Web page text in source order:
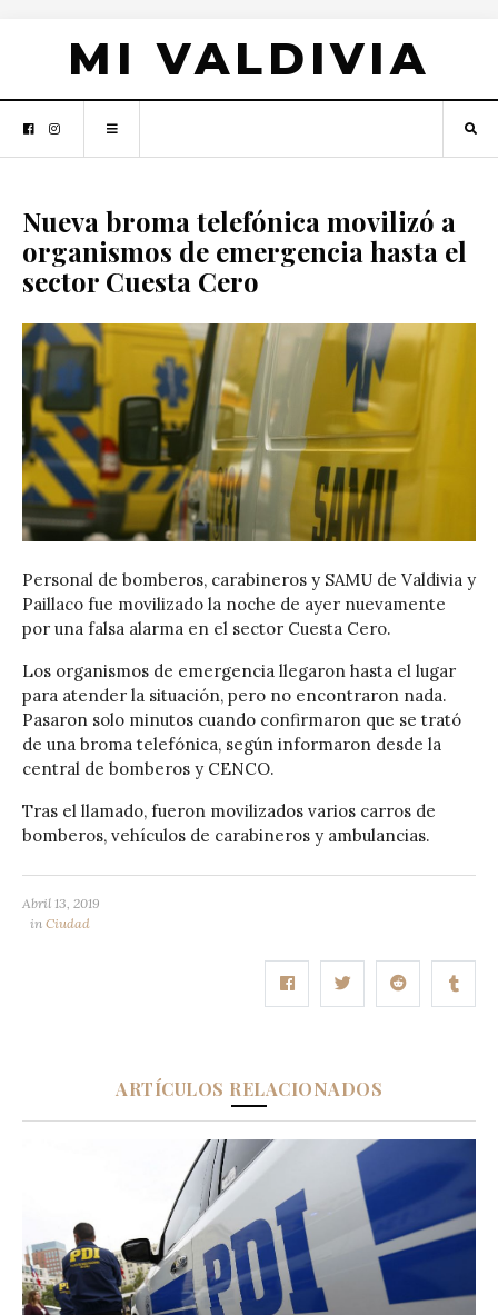
MI VALDIVIA
Nueva broma telefónica movilizó a
organismos de emergencia hasta el
sector Cuesta Cero
Personal de bomberos, carabineros y SAMU de Valdivia y
Paillaco fue movilizado la noche de ayer nuevamente
por una falsa alarma en el sector Cuesta Cero.
Los organismos de emergencia llegaron hasta el lugar
para atender la situación, pero no encontraron nada.
Pasaron solo minutos cuando confirmaron que se trató
de una broma telefónica, según informaron desde la
central de bomberos y CENCO.
Tras el llamado, fueron movilizados varios carros de
bomberos, vehículos de carabineros y ambulancias.
Abril 13, 2019
in Ciudad
ARTÍCULOS RELACIONADOS